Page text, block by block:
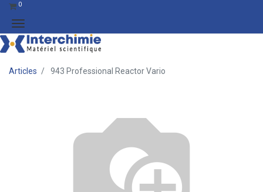
0
Articles 943 Professional Reactor Vario